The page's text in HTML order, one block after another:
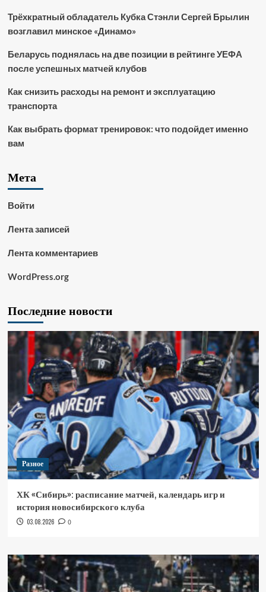
Трёхкратный обладатель Кубка Стэнли Сергей Брылин
возглавил минское «Динамо»
Беларусь поднялась на две позиции в рейтинге УЕФА
после успешных матчей клубов
Как снизить расходы на ремонт и эксплуатацию
транспорта
Как выбрать формат тренировок: что подойдет именно
вам
Мета
Войти
Лента записей
Лента комментариев
WordPress.org
Последние новости
Разное
ХК «Сибирь»: расписание матчей, календарь игр и
история новосибирского клуба
03.08.2026 0